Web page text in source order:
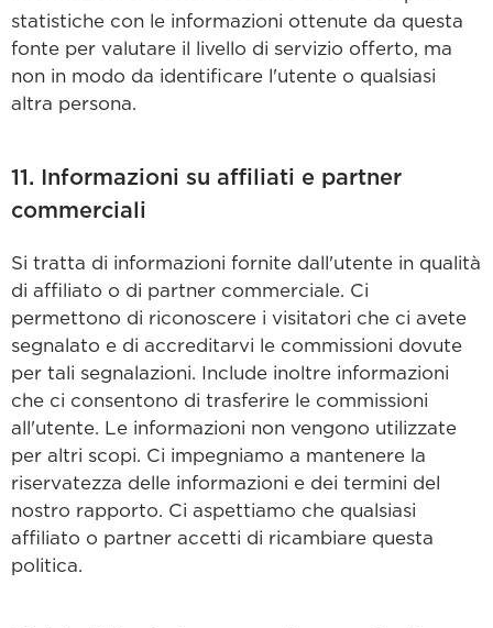
statistiche con le informazioni ottenute da questa
fonte per valutare il livello di servizio offerto, ma
non in modo da identificare l'utente o qualsiasi
altra persona.
11. Informazioni su affiliati e partner
commerciali
Si tratta di informazioni fornite dall'utente in qualità
di affiliato o di partner commerciale. Ci
permettono di riconoscere i visitatori che ci avete
segnalato e di accreditarvi le commissioni dovute
per tali segnalazioni. Include inoltre informazioni
che ci consentono di trasferire le commissioni
all'utente. Le informazioni non vengono utilizzate
per altri scopi. Ci impegniamo a mantenere la
riservatezza delle informazioni e dei termini del
nostro rapporto. Ci aspettiamo che qualsiasi
affiliato o partner accetti di ricambiare questa
politica.